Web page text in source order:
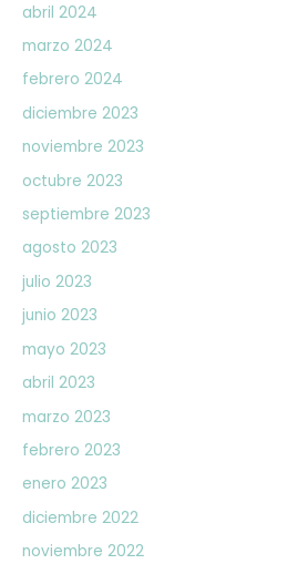
abril 2024
marzo 2024
febrero 2024
diciembre 2023
noviembre 2023
octubre 2023
septiembre 2023
agosto 2023
julio 2023
junio 2023
mayo 2023
abril 2023
marzo 2023
febrero 2023
enero 2023
diciembre 2022
noviembre 2022